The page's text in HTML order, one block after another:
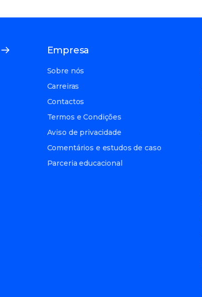
Empresa
Sobre nós
Carreiras
Contactos
Termos e Condições
Aviso de privacidade
Comentários e estudos de caso
Parceria educacional